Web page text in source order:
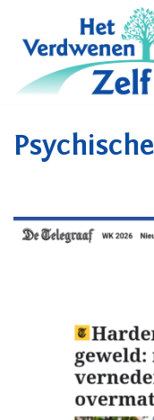
content